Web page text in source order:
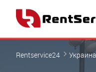
Rentservice24 Украина